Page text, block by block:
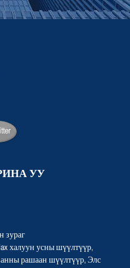
УУ
зураг
халуун усны шүүлтүүр,
рашаан шүүлтүүр, Элс